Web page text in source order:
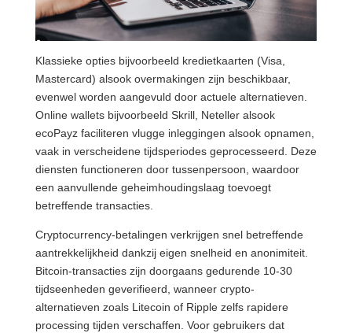
Klassieke opties bijvoorbeeld kredietkaarten (Visa,
Mastercard) alsook overmakingen zijn beschikbaar,
evenwel worden aangevuld door actuele alternatieven.
Online wallets bijvoorbeeld Skrill, Neteller alsook
ecoPayz faciliteren vlugge inleggingen alsook opnamen,
vaak in verscheidene tijdsperiodes geprocesseerd. Deze
diensten functioneren door tussenpersoon, waardoor
een aanvullende geheimhoudingslaag toevoegt
betreffende transacties.
Cryptocurrency-betalingen verkrijgen snel betreffende
aantrekkelijkheid dankzij eigen snelheid en anonimiteit.
Bitcoin-transacties zijn doorgaans gedurende 10-30
tijdseenheden geverifieerd, wanneer crypto-
alternatieven zoals Litecoin of Ripple zelfs rapidere
processing tijden verschaffen. Voor gebruikers dat